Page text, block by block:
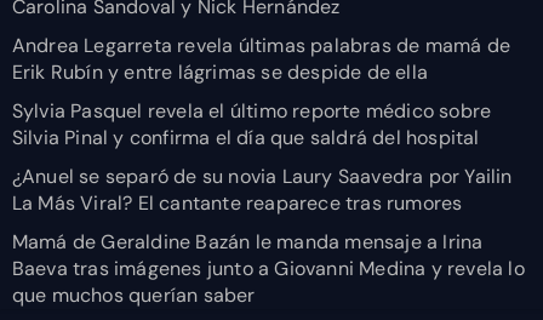
Carolina Sandoval y Nick Hernández
Andrea Legarreta revela últimas palabras de mamá de
Erik Rubín y entre lágrimas se despide de ella
Sylvia Pasquel revela el último reporte médico sobre
Silvia Pinal y confirma el día que saldrá del hospital
¿Anuel se separó de su novia Laury Saavedra por Yailin
La Más Viral? El cantante reaparece tras rumores
Mamá de Geraldine Bazán le manda mensaje a Irina
Baeva tras imágenes junto a Giovanni Medina y revela lo
que muchos querían saber